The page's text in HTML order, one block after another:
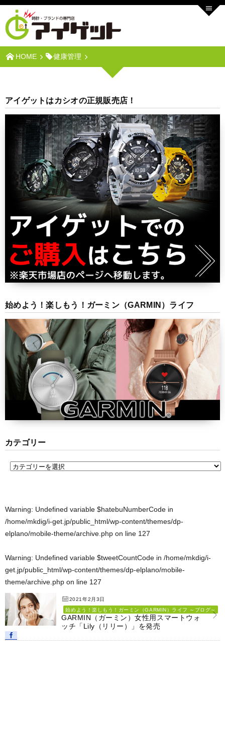
HOME 健康管理
アイゲットはカシオの正規販売店！
始めよう！楽しもう！ガーミン（GARMIN）ライフ
カテゴリー
Warning: Undefined variable $hatebuNumberCode in
/home/mkdig/i-get.jp/public_html/wp-content/themes/dp-
elplano/mobile-theme/archive.php on line 127
Warning: Undefined variable $tweetCountCode in /home/mkdig/i-
get.jp/public_html/wp-content/themes/dp-elplano/mobile-
theme/archive.php on line 127
2021年2月3日
始めよう！楽しもう！ガーミン（GARMIN）ライフ ～ブログ～
GARMIN（ガーミン）女性用スマートウォ
ッチ「Lily（リリー）」を発売